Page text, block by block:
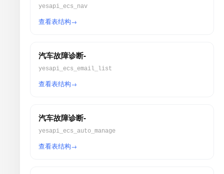
yesapi_ecs_nav
查看表结构
汽车故障诊断-
yesapi_ecs_email_list
查看表结构
汽车故障诊断-
yesapi_ecs_auto_manage
查看表结构